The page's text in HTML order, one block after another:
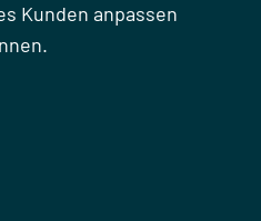
Kunden anpassen